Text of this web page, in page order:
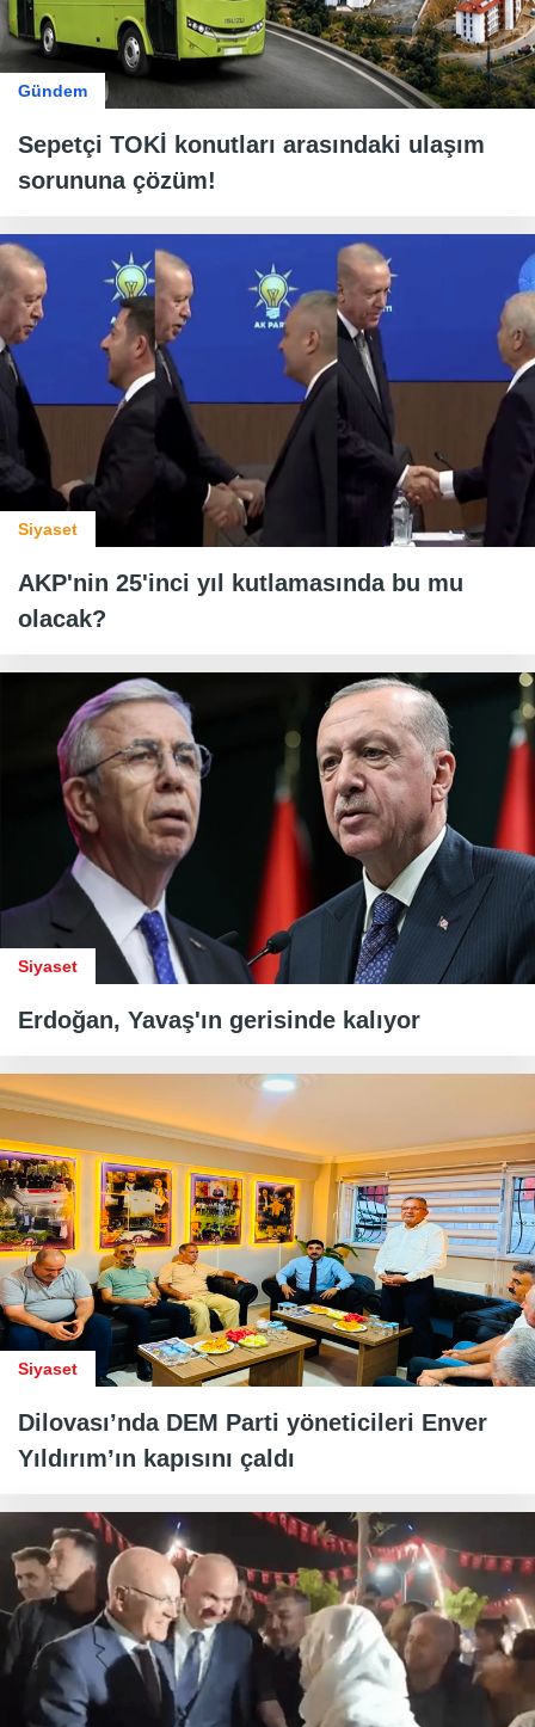
Gündem
Sepetçi TOKİ konutları arasındaki ulaşım
sorununa çözüm!
Siyaset
AKP'nin 25'inci yıl kutlamasında bu mu
olacak?
Siyaset
Erdoğan, Yavaş'ın gerisinde kalıyor
Siyaset
Dilovası’nda DEM Parti yöneticileri Enver
Yıldırım’ın kapısını çaldı